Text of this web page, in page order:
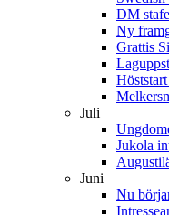
DM
Ny
Grattis
Juli
Jukola
Juni
Nu